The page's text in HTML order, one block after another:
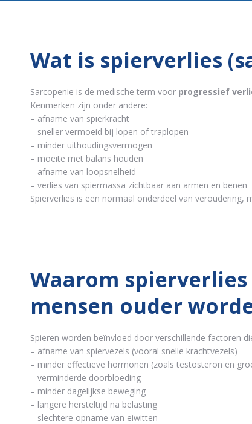
Wat is spierverlies
Sarcopenie is de medische term voor progressief
Kenmerken zijn onder andere:
– afname van spierkracht
– sneller vermoeid bij lopen of traplopen
– minder uithoudingsvermogen
– moeite met balans houden
– afname van loopsnelheid
– verlies van spiermassa zichtbaar aan armen en benen
Spierverlies is een normaal onderdeel van
Waarom
mensen ouder
Spieren worden beïnvloed door verschillende factoren
– afname van spiervezels (vooral snelle krachtvezels)
– minder effectieve hormonen (zoals testosteron en
– verminderde doorbloeding
– minder dagelijkse beweging
– langere hersteltijd na belasting
– slechtere opname van eiwitten